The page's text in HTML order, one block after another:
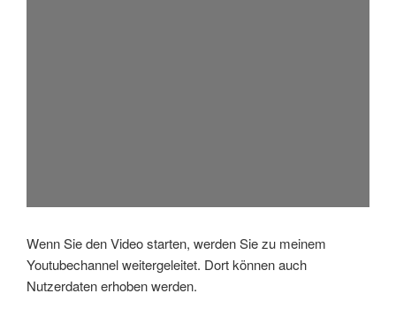
Wenn Sie den Video starten, werden Sie zu meinem
Youtubechannel weitergeleitet. Dort können auch
Nutzerdaten erhoben werden.